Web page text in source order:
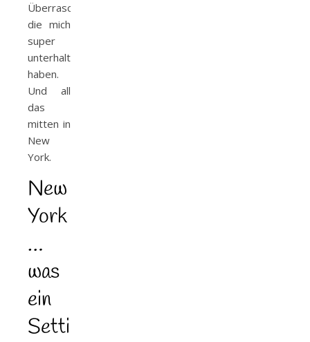
Überraschungen,
die mich
super
unterhalten
haben.
Und all
das
mitten in
New
York.
New
York
…
was
ein
Setting